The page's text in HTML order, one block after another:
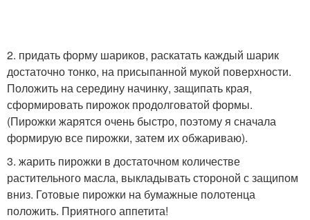
2. придать форму шариков, раскатать каждый шарик
достаточно тонко, на присыпанной мукой поверхности.
Положить на середину начинку, защипать края,
сформировать пирожок продолговатой формы.
(Пирожки жарятся очень быстро, поэтому я сначала
формирую все пирожки, затем их обжариваю).
3. жарить пирожки в достаточном количестве
растительного масла, выкладывать стороной с защипом
вниз. Готовые пирожки на бумажные полотенца
положить. Приятного аппетита!